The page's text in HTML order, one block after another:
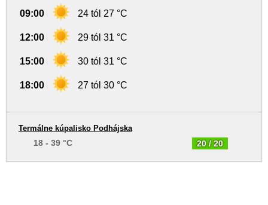
09:00 24 tól 27 °C
12:00 29 tól 31 °C
15:00 30 tól 31 °C
18:00 27 tól 30 °C
20 / 20
Termálne kúpalisko Podhájska
18 - 39 °C